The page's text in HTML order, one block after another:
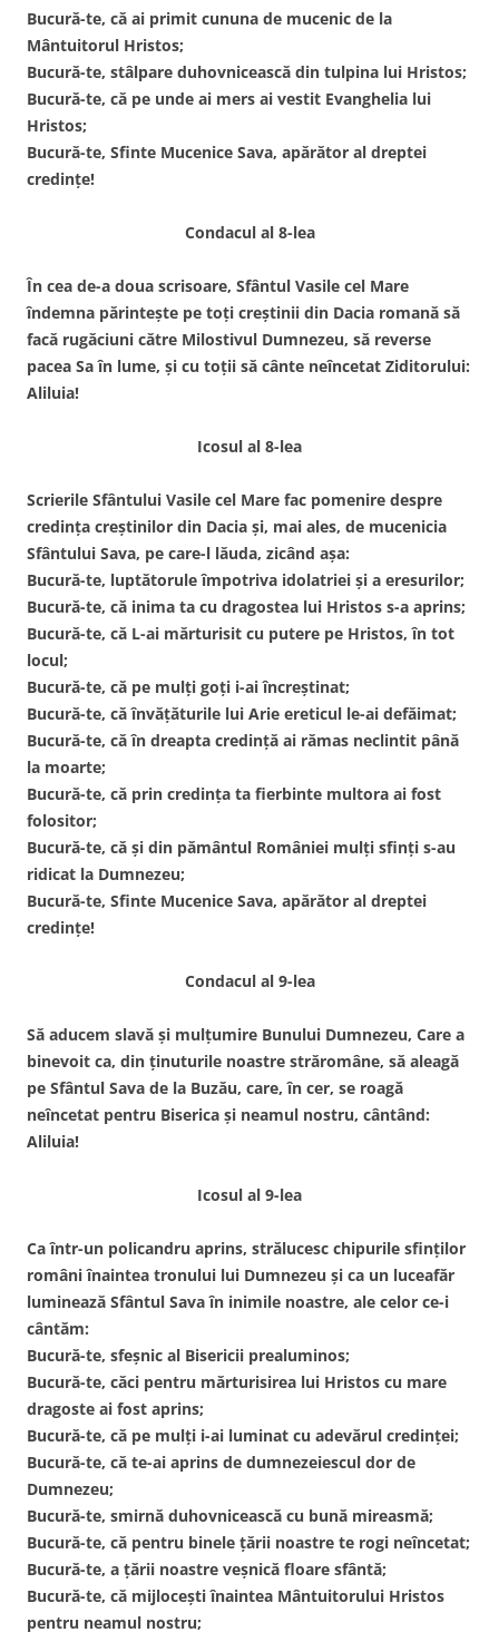
Bucură-te, că ai primit cununa de mucenic de la
Mântuitorul Hristos;
Bucură-te, stâlpare duhovnicească din tulpina lui Hristos;
Bucură-te, că pe unde ai mers ai vestit Evanghelia lui
Hristos;
Bucură-te, Sfinte Mucenice Sava, apărător al dreptei
credințe!
Condacul al 8-lea
În cea de-a doua scrisoare, Sfântul Vasile cel Mare
îndemna părintește pe toți creștinii din Dacia romană să
facă rugăciuni către Milostivul Dumnezeu, să reverse
pacea Sa în lume, și cu toții să cânte neîncetat Ziditorului:
Aliluia!
Icosul al 8-lea
Scrierile Sfântului Vasile cel Mare fac pomenire despre
credința creștinilor din Dacia și, mai ales, de mucenicia
Sfântului Sava, pe care-l lăuda, zicând așa:
Bucură-te, luptătorule împotriva idolatriei și a eresurilor;
Bucură-te, că inima ta cu dragostea lui Hristos s-a aprins;
Bucură-te, că L-ai mărturisit cu putere pe Hristos, în tot
locul;
Bucură-te, că pe mulți goți i-ai încreștinat;
Bucură-te, că învățăturile lui Arie ereticul le-ai defăimat;
Bucură-te, că în dreapta credință ai rămas neclintit până
la moarte;
Bucură-te, că prin credința ta fierbinte multora ai fost
folositor;
Bucură-te, că și din pământul României mulți sfinți s-au
ridicat la Dumnezeu;
Bucură-te, Sfinte Mucenice Sava, apărător al dreptei
credințe!
Condacul al 9-lea
Să aducem slavă și mulțumire Bunului Dumnezeu, Care a
binevoit ca, din ținuturile noastre străromâne, să aleagă
pe Sfântul Sava de la Buzău, care, în cer, se roagă
neîncetat pentru Biserica și neamul nostru, cântând:
Aliluia!
Icosul al 9-lea
Ca într-un policandru aprins, strălucesc chipurile sfinților
români înaintea tronului lui Dumnezeu și ca un luceafăr
luminează Sfântul Sava în inimile noastre, ale celor ce-i
cântăm:
Bucură-te, sfeșnic al Bisericii prealuminos;
Bucură-te, căci pentru mărturisirea lui Hristos cu mare
dragoste ai fost aprins;
Bucură-te, că pe mulți i-ai luminat cu adevărul credinței;
Bucură-te, că te-ai aprins de dumnezeiescul dor de
Dumnezeu;
Bucură-te, smirnă duhovnicească cu bună mireasmă;
Bucură-te, că pentru binele țării noastre te rogi neîncetat;
Bucură-te, a țării noastre veșnică floare sfântă;
Bucură-te, că mijlocești înaintea Mântuitorului Hristos
pentru neamul nostru;